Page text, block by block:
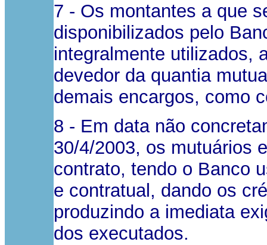
7 - Os montantes a que
disponibilizados pelo
integralmente utilizados,
devedor da quantia
demais encargos, como
8 - Em data não
30/4/2003, os mutuários
contrato, tendo o Banco
e contratual, dando os
produzindo a imediata
dos executados.